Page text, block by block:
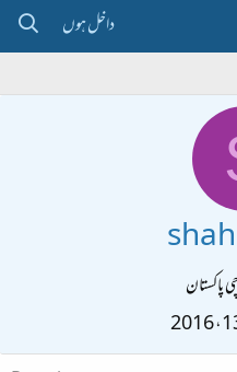
داخل ہوں
پاکستان